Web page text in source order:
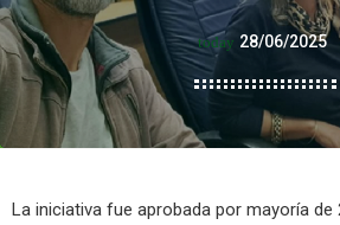
today 28/06/2025
La iniciativa fue aprobada por mayoría de